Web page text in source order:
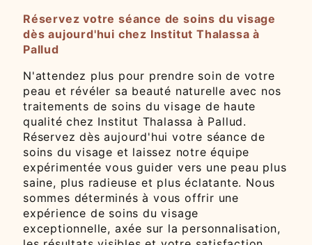
Réservez votre séance de soins du visage
dès aujourd'hui chez Institut Thalassa à
Pallud
N'attendez plus pour prendre soin de votre
peau et révéler sa beauté naturelle avec nos
traitements de soins du visage de haute
qualité chez Institut Thalassa à Pallud.
Réservez dès aujourd'hui votre séance de
soins du visage et laissez notre équipe
expérimentée vous guider vers une peau plus
saine, plus radieuse et plus éclatante. Nous
sommes déterminés à vous offrir une
expérience de soins du visage
exceptionnelle, axée sur la personnalisation,